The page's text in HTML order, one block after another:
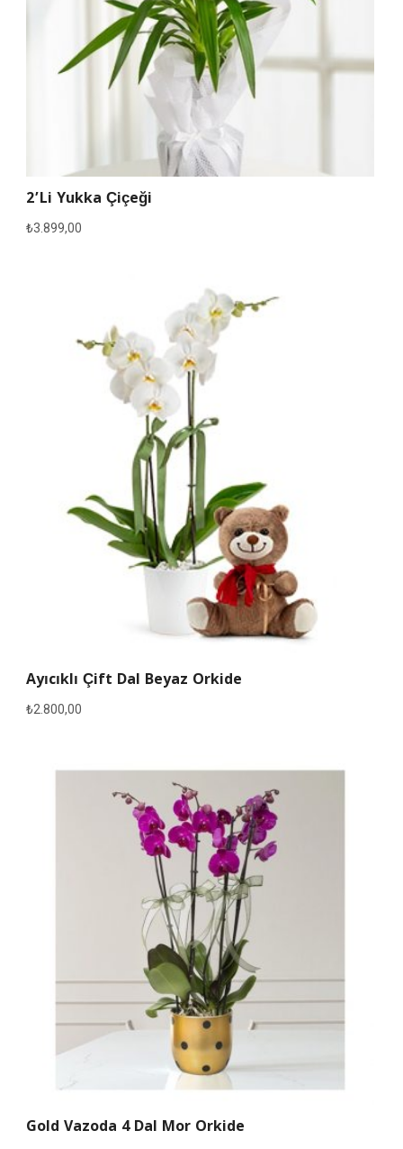
2’li Yukka Çiçeği
₺3.899,00
Ayıcıklı Çift Dal Beyaz Orkide
₺2.800,00
Gold Vazoda 4 Dal Mor Orkide